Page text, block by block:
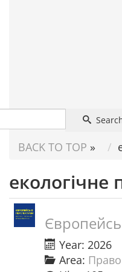
BACK TO TOP »
екологічне
Year: 2026
Area: